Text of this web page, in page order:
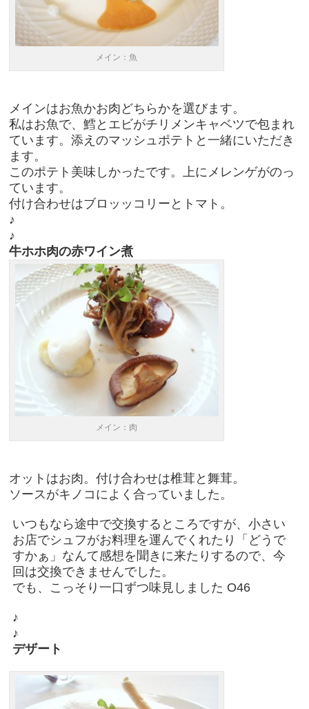
メイン：魚
メインはお魚かお肉どちらかを選びます。
私はお魚で、鱈とエビがチリメンキャベツで包まれ
ています。添えのマッシュポテトと一緒にいただき
ます。
このポテト美味しかったです。上にメレンゲがのっ
ています。
付け合わせはブロッッコリーとトマト。
♪
♪
牛ホホ肉の赤ワイン煮
メイン：肉
オットはお肉。付け合わせは椎茸と舞茸。
ソースがキノコによく合っていました。
いつもなら途中で交換するところですが、小さい
お店でシュフがお料理を運んでくれたり「どうで
すかぁ」なんて感想を聞きに来たりするので、今
回は交換できませんでした。
でも、こっそり一口ずつ味見しました O46
♪
♪
デザート